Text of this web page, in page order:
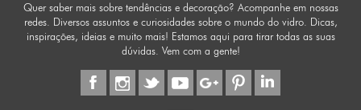
Quer saber mais sobre tendências e decoração? Acompanhe em nossas
redes. Diversos assuntos e curiosidades sobre o mundo do vidro. Dicas,
inspirações, ideias e muito mais! Estamos aqui para tirar todas as suas
dúvidas. Vem com a gente!